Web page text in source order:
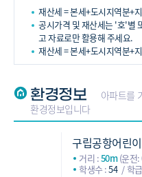
재산세 = 본세+도시지역분+
공시가격 및 재산세는 '호'별
고 자료로만 활용해 주세요.
재산세 = 본세+도시지역분+
환경정보
아파트를
환경정보입니다
구립공항어린
거리 :50m(운전:
학생수 :54 학